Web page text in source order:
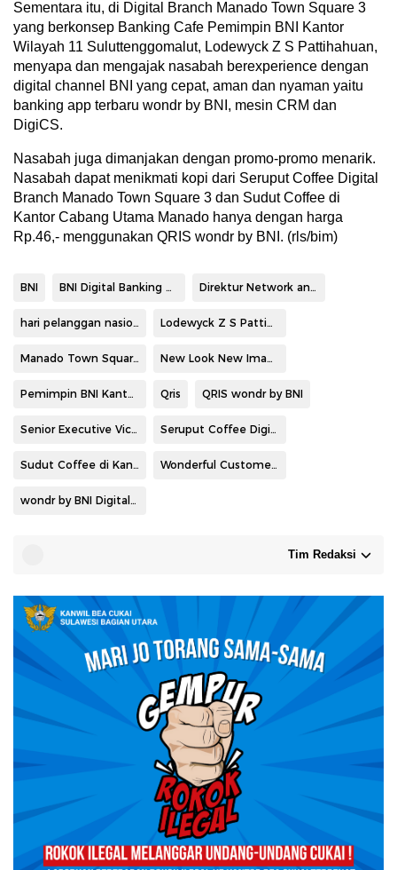
Sementara itu, di Digital Branch Manado Town Square 3
yang berkonsep Banking Cafe Pemimpin BNI Kantor
Wilayah 11 Suluttenggomalut, Lodewyck Z S Pattihahuan,
menyapa dan mengajak nasabah berexperience dengan
digital channel BNI yang cepat, aman dan nyaman yaitu
banking app terbaru wondr by BNI, mesin CRM dan
DigiCS.
Nasabah juga dimanjakan dengan promo-promo menarik.
Nasabah dapat menikmati kopi dari Seruput Coffee Digital
Branch Manado Town Square 3 dan Sudut Coffee di
Kantor Cabang Utama Manado hanya dengan harga
Rp.46,- menggunakan QRIS wondr by BNI. (rls/bim)
BNI BNI Digital Banking Café Direktur Network and Services BNI Ronny Venir
hari pelanggan nasional Lodewyck Z S Pattihahuan
Manado Town Square New Look New Image
Pemimpin BNI Kantor Wilayah 11 Suluttenggomalut Lodewyck Z S Pattihahuan Qris QRIS wondr by BNI
Senior Executive Vice President Retail Digital Solutions BNI Rian Eriana Kaslan Seruput Coffee Digital Branch Manado Town Square 3
Sudut Coffee di Kantor Cabang Utama Manado Wonderful Customers Jadiin Maumu
wondr by BNI Digital Branch Manado Town Square 3
Tim Redaksi